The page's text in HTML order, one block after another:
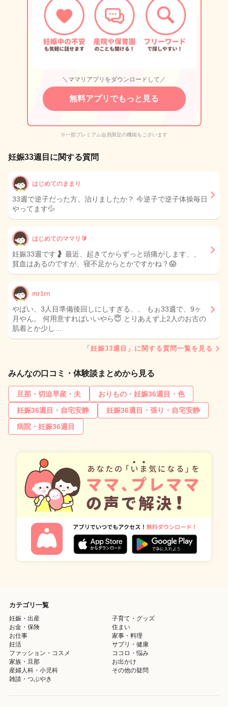
＼ママリアプリをダウンロードして／
無料アプリでもっと見る
※一部プレミアム会員限定の機能もございます
妊娠33週目に関する質問
はじめてのままり
33週で逆子だった方、治りましたか？ 今逆子で逆子体操毎日
やってます💦
はじめてのママリ🔰
妊娠33週です🤰 最近、起きてからずっと頭痛がします、、
貧血はあるのですが、寝不足からとかですかね？😱
mr1rn
やばい、3人目準備後回しにしすぎる、、 もぉ33週で、9ヶ
月やん。 何用意すればいいやら😇 とりあえず上2人のお古の
肌着とか少し…
「妊娠33週目」に関する質問一覧を見る
みんなの口コミ・体験談まとめから見る
旦那・切迫早産・夫
おりもの・妊娠36週目・色
妊娠36週目・自宅安静
妊娠36週目・張り・自宅安静
病院・妊娠36週目
カテゴリ一覧
妊娠・出産
子育て・グッズ
お金・保険
住まい
お仕事
家事・料理
妊活
サプリ・健康
ファッション・コスメ
ココロ・悩み
家族・旦那
お出かけ
産婦人科・小児科
その他の疑問
雑談・つぶやき